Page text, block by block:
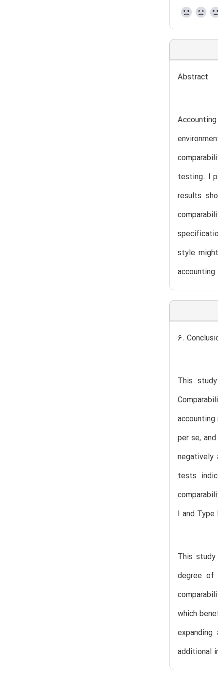
Abstract
testing. I
results
style
6.
This
per se,
negatively
tests
I and
This
degree of
which
additional